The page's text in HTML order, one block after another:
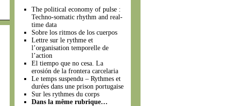
The political economy of pulse :
Techno-somatic rhythm and real-
time data
Sobre los ritmos de los cuerpos
Lettre sur le rythme et
l’organisation temporelle de
l’action
El tiempo que no cesa. La
erosión de la frontera carcelaria
Le temps suspendu – Rythmes et
durées dans une prison portugaise
Sur les rythmes du corps
Dans la même rubrique…